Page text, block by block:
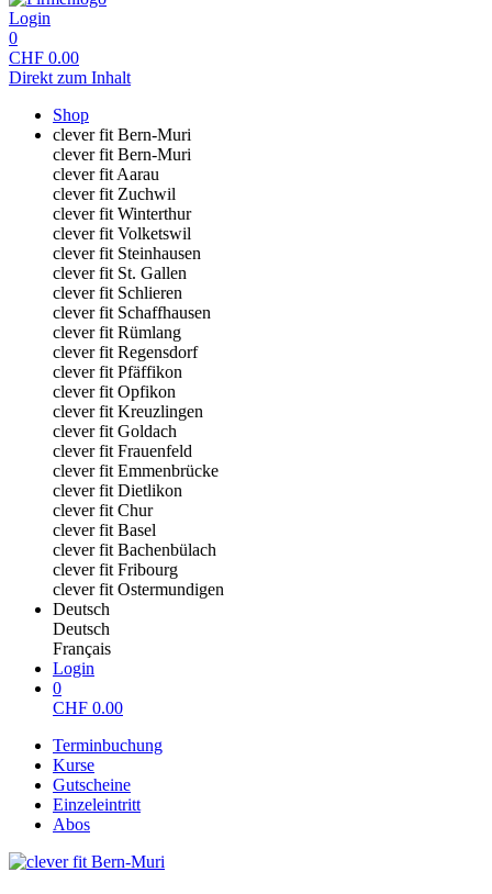
Login
0
CHF 0.00
Direkt zum Inhalt
Shop
clever fit Bern-Muri
clever fit Bern-Muri
clever fit Aarau
clever fit Zuchwil
clever fit Winterthur
clever fit Volketswil
clever fit Steinhausen
clever fit St. Gallen
clever fit Schlieren
clever fit Schaffhausen
clever fit Rümlang
clever fit Regensdorf
clever fit Pfäffikon
clever fit Opfikon
clever fit Kreuzlingen
clever fit Goldach
clever fit Frauenfeld
clever fit Emmenbrücke
clever fit Dietlikon
clever fit Chur
clever fit Basel
clever fit Bachenbülach
clever fit Fribourg
clever fit Ostermundigen
Deutsch
Deutsch
Français
Login
0
CHF 0.00
Terminbuchung
Kurse
Gutscheine
Einzeleintritt
Abos